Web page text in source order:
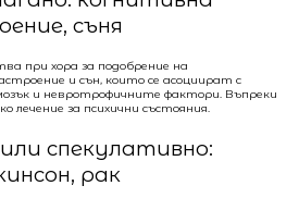
съня
при хора за подобрение на
и сън, които се асоциират с
и невротрофичните фактори. Въпреки
лечение за психични състояния.
спекулативно:
рак